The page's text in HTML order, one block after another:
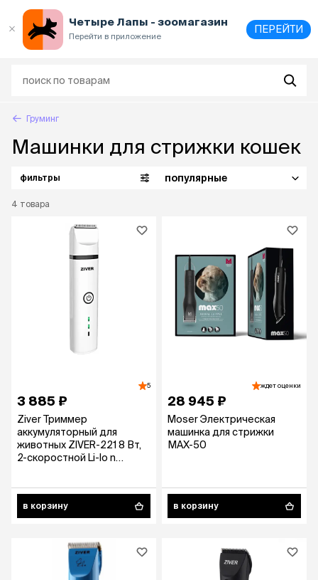
Четыре Лапы - зоомагазин
Перейти в приложение
ПЕРЕЙТИ
Груминг
Машинки для стрижки кошек
4 товара
фильтры популярные
5
3 885 ₽
Ziver Триммер
аккумуляторный для
животных ZIVER-221 8 Вт,
2-скоростной Li-Io n
в корзину
ждет оценки
28 945 ₽
Moser Электрическая
машинка для стрижки
МAX-50
в корзину